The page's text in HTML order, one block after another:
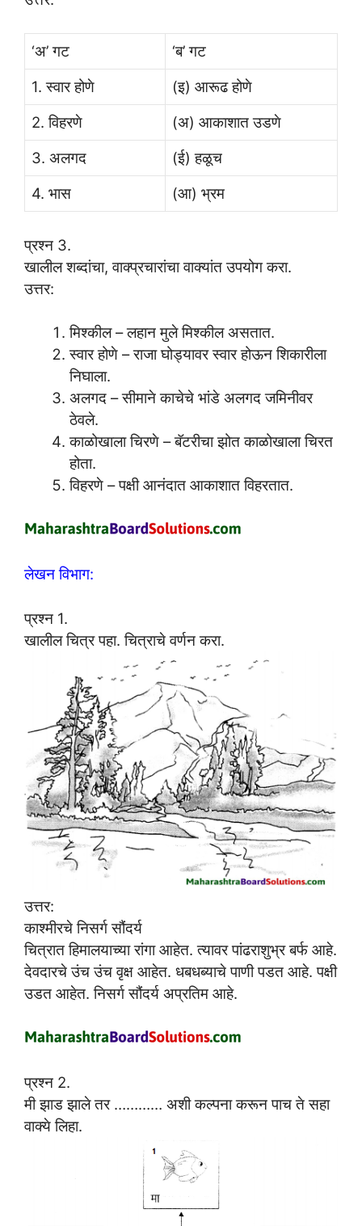
‘अ’ गट
‘ब’ गट
1. स्वार होणे
(इ) आरूढ होणे
2. विहरणे
(अ) आकाशात उडणे
3. अलगद
(ई) हळूच
4. भास
(आ) भ्रम
प्रश्न 3.
खालील शब्दांचा, वाक्प्रचारांचा वाक्यांत उपयोग करा.
उत्तर:
मिश्कील – लहान मुले मिश्कील असतात.
स्वार होणे – राजा घोड्यावर स्वार होऊन शिकारीला
निघाला.
अलगद – सीमाने काचेचे भांडे अलगद जमिनीवर
ठेवले.
काळोखाला चिरणे – बॅटरीचा झोत काळोखाला चिरत
होता.
विहरणे – पक्षी आनंदात आकाशात विहरतात.
लेखन विभाग:
प्रश्न 1.
खालील चित्र पहा. चित्राचे वर्णन करा.
उत्तर:
काश्मीरचे निसर्ग सौंदर्य
चित्रात हिमालयाच्या रांगा आहेत. त्यावर पांढराशुभ्र बर्फ आहे.
देवदारचे उंच उंच वृक्ष आहेत. धबधब्याचे पाणी पडत आहे. पक्षी
उडत आहेत. निसर्ग सौंदर्य अप्रतिम आहे.
प्रश्न 2.
मी झाड झाले तर ………… अशी कल्पना करून पाच ते सहा
वाक्ये लिहा.